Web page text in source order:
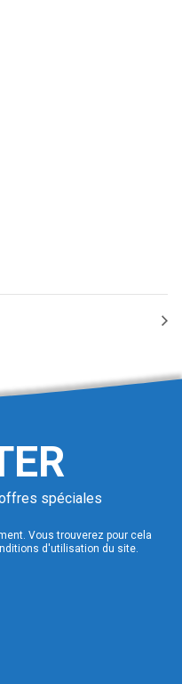
spéciales
Vous trouverez pour cela
d'utilisation du site.